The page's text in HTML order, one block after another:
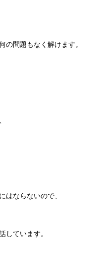
の問題もなく解けます。
はならないので、
しています。